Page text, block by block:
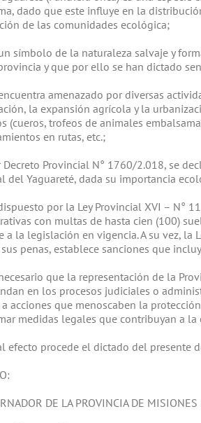
dado que este influye en la
de las comunidades ecológica;
símbolo de la naturaleza salvaje y
y que por ello se han dictado
amenazado por diversas
la expansión agrícola y la
(cueros, trofeos de animales
en rutas, etc.;
Decreto Provincial N° 1760/2.018, se
del Yaguareté, dada su importancia
por la Ley Provincial XVI – N°
con multas de hasta cien (100)
a la legislación en vigencia. A su vez, la
penas, establece sanciones que
que la representación de la
en los procesos judiciales o
acciones que menoscaben la
medidas legales que contribuyan a
efecto procede el dictado del presente
DE LA PROVINCIA DE MISIONES